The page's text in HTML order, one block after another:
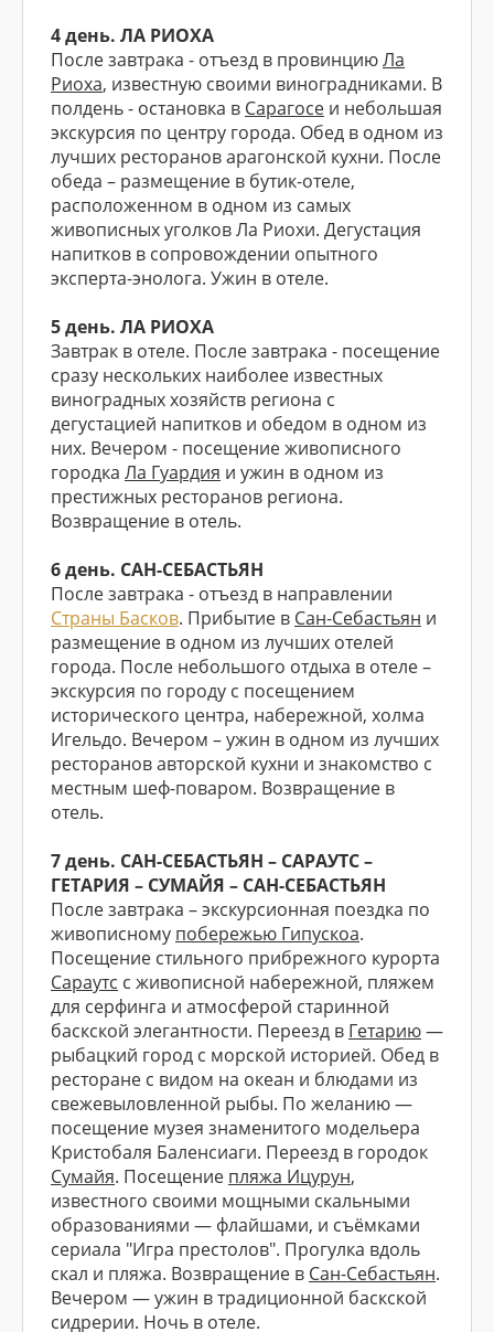
4 день. ЛА РИОХА
После завтрака - отъезд в провинциюЛа
Риоха, известную своими виноградниками. В
полдень - остановка в Сарагосе и небольшая
экскурсия по центру города. Обед в одном из
лучших ресторанов арагонской кухни. После
обеда – размещение в бутик-отеле,
расположенном в одном из самых
живописных уголков Ла Риохи. Дегустация
напитков в сопровождении опытного
эксперта-энолога. Ужин в отеле.
5 день. ЛА РИОХА
Завтрак в отеле. После завтрака - посещение
сразу нескольких наиболее известных
виноградных хозяйств региона с
дегустацией напитков и обедом в одном из
них. Вечером - посещение живописного
городка Ла Гуардия и ужин в одном из
престижных ресторанов региона.
Возвращение в отель.
6 день. САН-СЕБАСТЬЯН
После завтрака - отъезд в направлении
Страны Басков. Прибытие в Сан-Себастьян и
размещение в одном из лучших отелей
города. После небольшого отдыха в отеле –
экскурсия по городу с посещением
исторического центра, набережной, холма
Игельдо. Вечером – ужин в одном из лучших
ресторанов авторской кухни и знакомство с
местным шеф-поваром. Возвращение в
отель.
7 день. САН-СЕБАСТЬЯН – САРАУТС –
ГЕТАРИЯ – СУМАЙЯ – САН-СЕБАСТЬЯН
После завтрака – экскурсионная поездка по
живописному побережью Гипускоа.
Посещение стильного прибрежного курорта
Сараутс с живописной набережной, пляжем
для серфинга и атмосферой старинной
баскской элегантности. Переезд в Гетарию—
рыбацкий город с морской историей. Обед в
ресторане с видом на океан и блюдами из
свежевыловленной рыбы. По желанию —
посещение музея знаменитого модельера
Кристобаля Баленсиаги. Переезд в городок
Сумайя. Посещение пляжа Ицурун,
известного своими мощными скальными
образованиями — флайшами, и съёмками
сериала "Игра престолов". Прогулка вдоль
скал и пляжа. Возвращение в Сан-Себастьян.
Вечером — ужин в традиционной баскской
сидрерии. Ночь в отеле.